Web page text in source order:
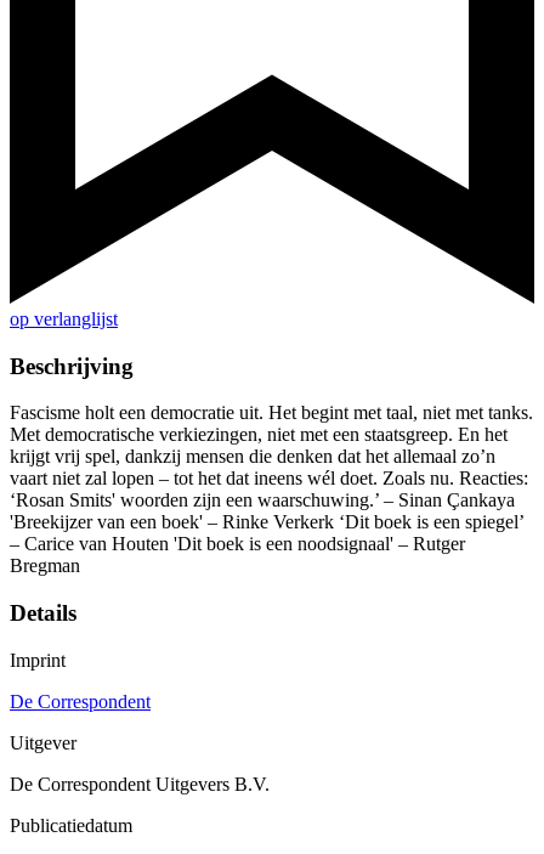
op verlanglijst
Beschrijving
Fascisme holt een democratie uit. Het begint met taal, niet met tanks.
Met democratische verkiezingen, niet met een staatsgreep. En het
krijgt vrij spel, dankzij mensen die denken dat het allemaal zo’n
vaart niet zal lopen – tot het dat ineens wél doet. Zoals nu. Reacties:
‘Rosan Smits' woorden zijn een waarschuwing.’ – Sinan Çankaya
'Breekijzer van een boek' – Rinke Verkerk ‘Dit boek is een spiegel’
– Carice van Houten 'Dit boek is een noodsignaal' – Rutger
Bregman
Details
Imprint
De Correspondent
Uitgever
De Correspondent Uitgevers B.V.
Publicatiedatum